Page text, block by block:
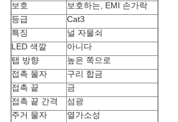
PRIVACY
POLICY
보호
보호하는, EMI 손가락
등급
Cat3
특징
널 자물쇠
LED 색깔
아니다
탭 방향
높은 쪽으로
접촉 물자
구리 합금
접촉 끝
금
접촉 끝 간격
섬광
주거 물자
열가소성